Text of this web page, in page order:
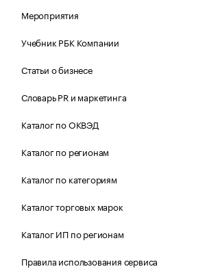
Мероприятия
Учебник РБК Компании
Статьи о бизнесе
Словарь PR и маркетинга
Каталог по ОКВЭД
Каталог по регионам
Каталог по категориям
Каталог торговых марок
Каталог ИП по регионам
Правила использования сервиса